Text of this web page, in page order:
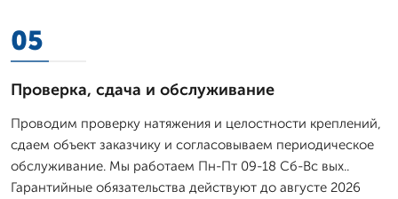
05
Проверка, сдача и обслуживание
Проводим проверку натяжения и целостности креплений,
сдаем объект заказчику и согласовываем периодическое
обслуживание. Мы работаем Пн-Пт 09-18 Сб-Вс вых..
Гарантийные обязательства действуют до августе 2026